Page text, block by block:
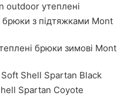
outdoor утеплені
брюки з підтяжками Mont
брюки зимові Mont
Soft Shell Spartan Black
Spartan Coyote